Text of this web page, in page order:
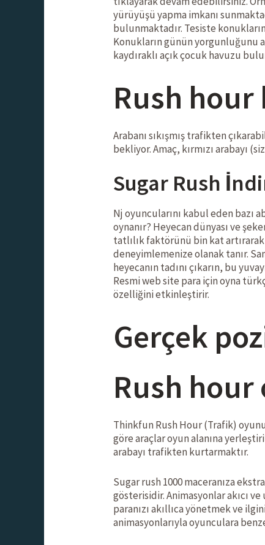
yürüyüşü yapma imkanı
bulunmaktadır. Tesiste
Konukların günün yorgunluğunu
kaydıraklı açık çocuk havuzu
Rush hour
Arabanı sıkışmış trafikten
bekliyor. Amaç, kırmızı arabayı
Sugar Rush
Nj oyuncularını kabul eden bazı
oynanır? Heyecan dünyası ve
tatlılık faktörünü bin kat
deneyimlemenize olanak tanır.
heyecanın tadını çıkarın, bu
Resmi web site para için oyna
özelliğini etkinleştirir.
Gerçek
Rush hour
Thinkfun Rush Hour (Trafik)
göre araçlar oyun alanına
arabayı trafikten kurtarmaktır.
Sugar rush 1000 maceranıza
gösterisidir. Animasyonlar akıcı
paranızı akıllıca yönetmek ve
animasyonlarıyla oyunculara